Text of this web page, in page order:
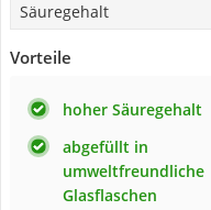
Säuregehalt
Vorteile
hoher Säuregehalt
abgefüllt in
umweltfreundliche
Glasflaschen